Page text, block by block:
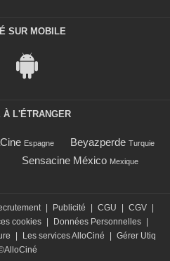
SUR MOBILE
À L'ÉTRANGER
Espagne Beyazperde Turquie
Sensacine México Mexique
Publicité CGU CGV
cookies Données Personnelles
Les services AlloCiné
Gérer Utiq